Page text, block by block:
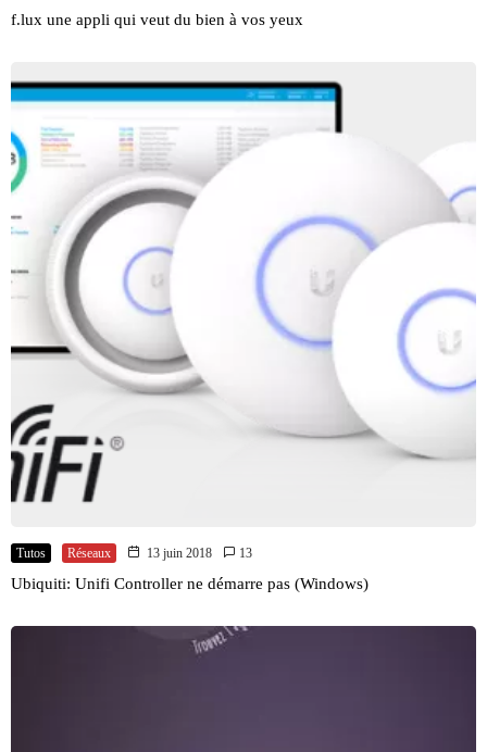
f.lux une appli qui veut du bien à vos yeux
Tutos Réseaux 13 juin 2018 13
Ubiquiti: Unifi Controller ne démarre pas (Windows)